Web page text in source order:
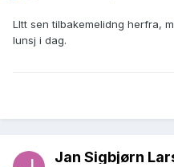
LItt sen tilbakemelidng herfra,
lunsj i dag.
Jan Sigbjørn